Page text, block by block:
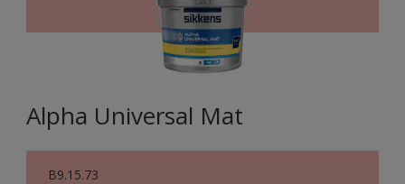
Alpha Universal Mat
B9.15.73